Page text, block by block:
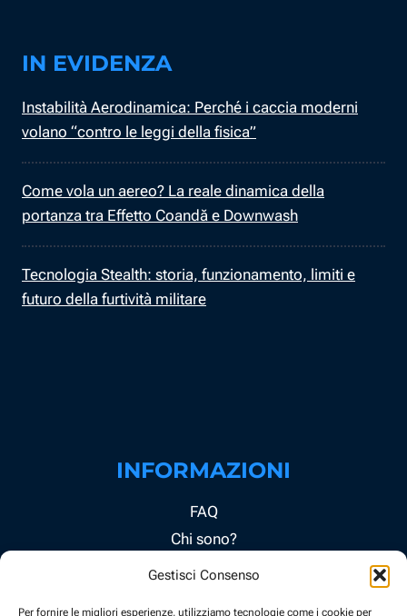
Gestisci Consenso
Per fornire le migliori esperienze, utilizziamo tecnologie come i cookie per
IN EVIDENZA
Instabilità Aerodinamica: Perché i caccia moderni
volano “contro le leggi della fisica”
Come vola un aereo? La reale dinamica della
portanza tra Effetto Coandă e Downwash
Tecnologia Stealth: storia, funzionamento, limiti e
futuro della furtività militare
INFORMAZIONI
FAQ
Chi sono?
Contatti